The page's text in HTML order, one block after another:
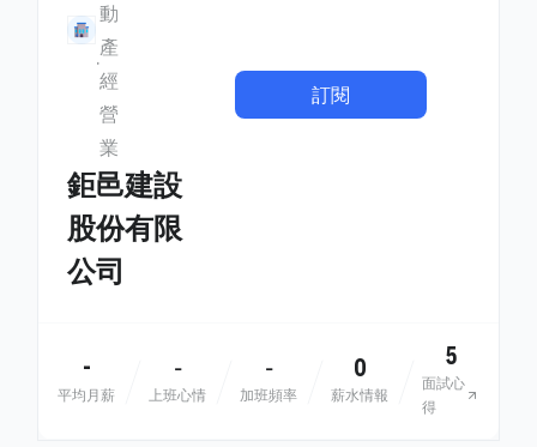
動
產
經
營
業
鉅邑建設
股份有限
公司
訂閱
-
平均月薪
-
上班心情
-
加班頻率
0
薪水情報
5
面試心
得